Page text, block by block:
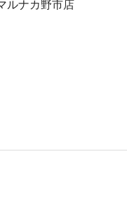
ルナカ野市店